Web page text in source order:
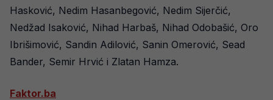
Hasković, Nedim Hasanbegović, Nedim Sijerčić,
Nedžad Isaković, Nihad Harbaš, Nihad Odobašić, Oro
Ibrišimović, Sandin Adilović, Sanin Omerović, Sead
Bander, Semir Hrvić i Zlatan Hamza.
Faktor.ba